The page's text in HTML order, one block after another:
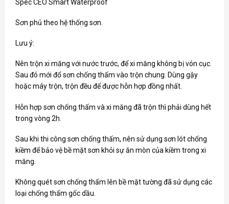
Spec CEO Smart Waterproof
Sơn phủ theo hệ thống sơn.
Lưu ý:
Nên trộn xi măng với nước trước, để xi măng không bị vón cục.
Sau đó mới đổ sơn chống thấm vào trộn chung. Dùng gậy
hoặc máy trộn, trộn đều để được hỗn hợp đồng nhất.
Hỗn hợp sơn chống thấm và xi măng đã trộn thì phải dùng hết
trong vòng 2h.
Sau khi thi công sơn chống thấm, nên sử dụng sơn lót chống
kiềm để bảo vệ bề mặt sơn khỏi sự ăn mòn của kiềm trong xi
măng.
Không quét sơn chống thấm lên bề mặt tường đã sử dụng các
loại chống thấm gốc dầu.